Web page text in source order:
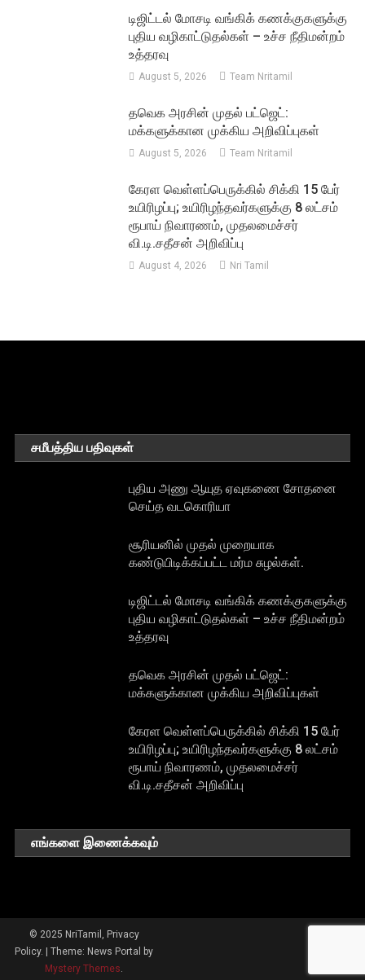
டிஜிட்டல் மோசடி வங்கிக் கணக்குகளுக்கு
புதிய வழிகாட்டுதல்கள் – உச்ச நீதிமன்றம்
உத்தரவு
August 5, 2026 Team Nritamil
தவெக அரசின் முதல் பட்ஜெட்:
மக்களுக்கான முக்கிய அறிவிப்புகள்
August 5, 2026 Team Nritamil
கேரள வெள்ளப்பெருக்கில் சிக்கி 15 பேர்
உயிரிழப்பு; உயிரிழந்தவர்களுக்கு 8 லட்சம்
ரூபாய் நிவாரணம், முதலமைச்சர்
வி.டி.சதீசன் அறிவிப்பு
August 4, 2026 Nri Tamil
சமீபத்திய பதிவுகள்
புதிய அணு ஆயுத ஏவுகணை சோதனை
செய்த வடகொரியா
சூரியனில் முதல் முறையாக
கண்டுபிடிக்கப்பட்ட மர்ம சுழல்கள்.
டிஜிட்டல் மோசடி வங்கிக் கணக்குகளுக்கு
புதிய வழிகாட்டுதல்கள் – உச்ச நீதிமன்றம்
உத்தரவு
தவெக அரசின் முதல் பட்ஜெட்:
மக்களுக்கான முக்கிய அறிவிப்புகள்
கேரள வெள்ளப்பெருக்கில் சிக்கி 15 பேர்
உயிரிழப்பு; உயிரிழந்தவர்களுக்கு 8 லட்சம்
ரூபாய் நிவாரணம், முதலமைச்சர்
வி.டி.சதீசன் அறிவிப்பு
எங்களை இணைக்கவும்
© 2025 NriTamil, Privacy
Policy. |Theme: News Portal by
Mystery Themes